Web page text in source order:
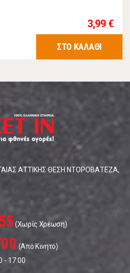
3,99 €
ΣΤΟ ΚΑΛΑΘΙ
ΑΤΤΙΚΗΣ ΘΕΣΗ ΝΤΟΡΟΒΑΤΕΖΑ,
(Χωρίς Χρέωση)
(Από Κινητό)
- 17:00